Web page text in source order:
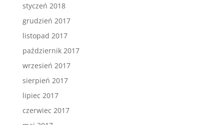
styczeń 2018
grudzień 2017
listopad 2017
październik 2017
wrzesień 2017
sierpień 2017
lipiec 2017
czerwiec 2017